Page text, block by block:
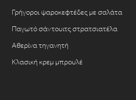
Γρήγοροι ψαροκεφτέδες με σαλάτα
Παγωτό σάντουιτς στρατσιατέλα
Αθερίνα τηγανητή
Κλασική κρεμ μπρουλέ